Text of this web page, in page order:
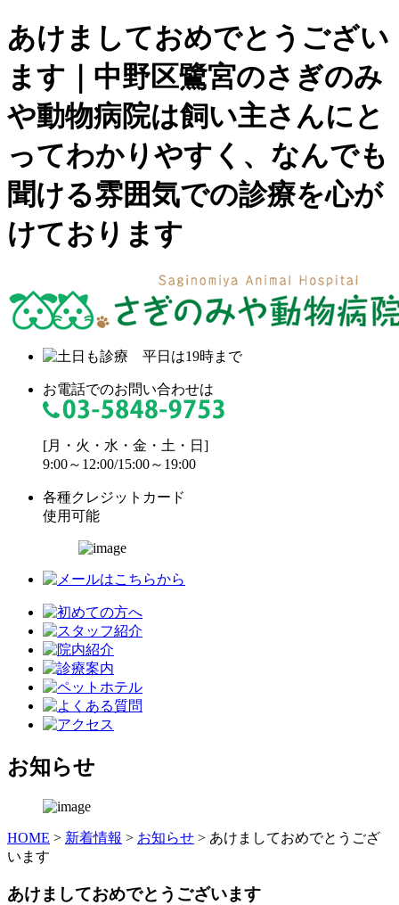
あけましておめでとうござい
ます｜中野区鷺宮のさぎのみ
や動物病院は飼い主さんにと
ってわかりやすく、なんでも
聞ける雰囲気での診療を心が
けております
お電話でのお問い合わせは
[月・火・水・金・土・日]
9:00～12:00/15:00～19:00
各種クレジットカード
使用可能
お知らせ
HOME > 新着情報 > お知らせ > あけましておめでとうござ
います
あけましておめでとうございます